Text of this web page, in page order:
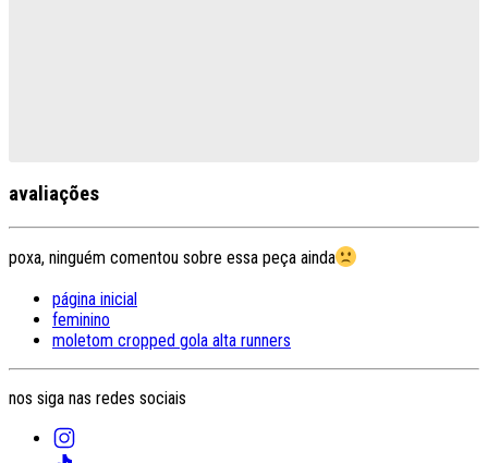
avaliações
poxa, ninguém comentou sobre essa peça ainda
página inicial
feminino
moletom cropped gola alta runners
nos siga nas redes sociais